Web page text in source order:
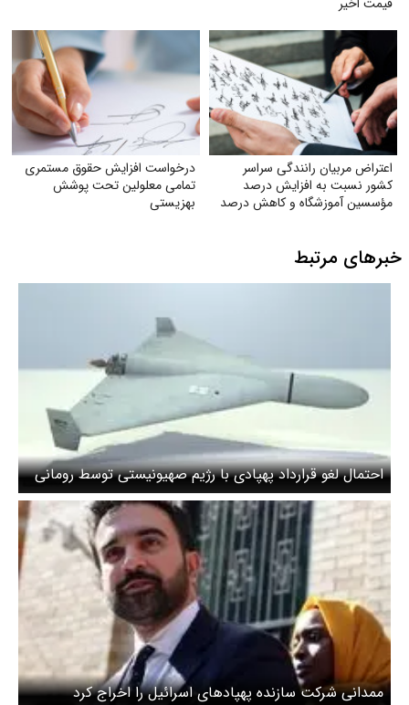
اعتراض مربیان رانندگی سراسر
کشور نسبت به افزایش درصد
مؤسسین آموزشگاه و کاهش درصد
درخواست افزایش حقوق مستمری
تمامی معلولین تحت پوشش
بهزیستی
خبرهای مرتبط
احتمال لغو قرارداد پهپادی با رژیم صهیونیستی توسط رومانی
ممدانی شرکت سازنده پهپادهای اسرائیل را اخراج کرد